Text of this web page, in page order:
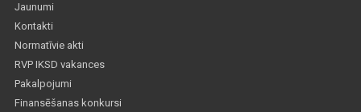
Jaunumi
Kontakti
Normatīvie akti
RVP IKSD vakances
Pakalpojumi
Finansēšanas konkursi